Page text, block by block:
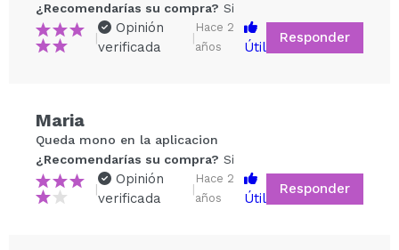
proporciona un precioso rubor rosado-melocotón.
Suaviza y calma la piel para un brillo besado por
vendidos.
¿Son buenas las gotas Revolution Blush? Vea lo que
dicen los clientes:
El 91% está de acuerdo en que la piel se ve bronceada
¿Recomendarías su compra?
5/5
¿Recomendarías su compra? Si
|
Opinión
verificada
|
Hace 2
años
Útil
Responder
Maria
Queda mono en la aplicacion
¿Recomendarías su compra? Si
|
Opinión
verificada
|
Hace 2
años
Útil
Responder